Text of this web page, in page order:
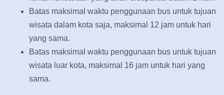
Batas maksimal waktu penggunaan bus untuk tujuan
wisata dalam kota saja, maksimal 12 jam untuk hari
yang sama.
Batas maksimal waktu penggunaan bus untuk tujuan
wisata luar kota, maksimal 16 jam untuk hari yang
sama.